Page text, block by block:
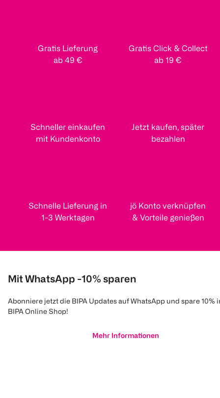
Gratis Lieferung
ab 49 €
Gratis Click & Collect
ab 19 €
Schneller einkaufen
mit Kundenkonto
Jetzt kaufen, später
bezahlen
Schnelle Lieferung in
1-3 Werktagen
jö Konto verknüpfen
& Vorteile genießen
Mit WhatsApp -10% sparen
Abonniere jetzt die BIPA Updates auf WhatsApp und spare 10%
BIPA Online Shop!
Mehr Informationen